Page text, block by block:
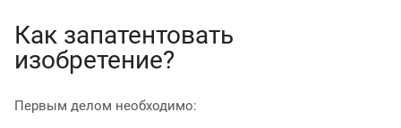
Как запатентовать
изобретение?
Первым делом необходимо: